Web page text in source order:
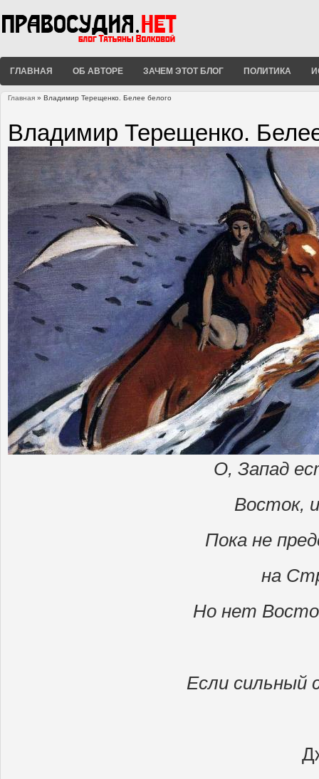
ГЛАВНАЯ ОБ АВТОРЕ ЗАЧЕМ ЭТОТ БЛОГ ПОЛИТИКА
Главная » Владимир Терещенко. Белее белого
Владимир Терещенко.
О, Запад
Восток,
Пока не
на
Но нет
Если сильный